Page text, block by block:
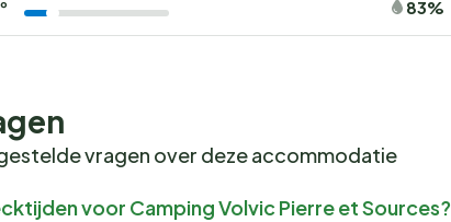
83%
vragen over deze accommodatie
voor Camping Volvic Pierre et Sources?